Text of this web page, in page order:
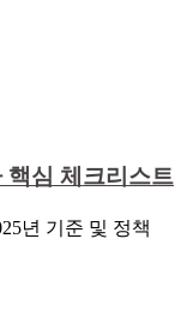
핵심 체크리스트
년 기준 및 정책